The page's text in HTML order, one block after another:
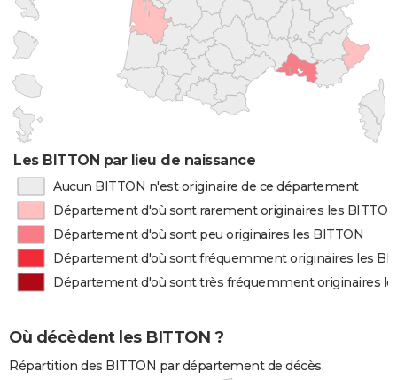
Les BITTON par lieu de naissance
Aucun BITTON n'est originaire de ce département
Département d'où sont rarement originaires les BITTON
Département d'où sont peu originaires les BITTON
Département d'où sont fréquemment originaires les
Département d'où sont très fréquemment originaires
Où décèdent les BITTON ?
Répartition des BITTON par département de décès.